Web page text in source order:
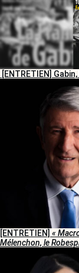
[ENTRETIEN]
[ENTRETIEN] «
Mélenchon, le